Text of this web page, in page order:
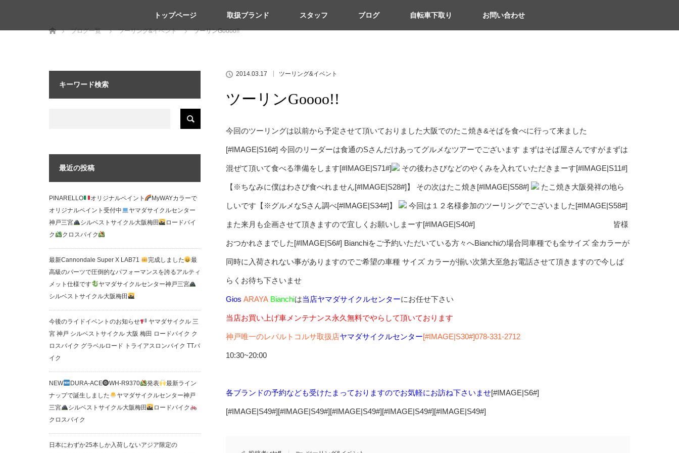
トップページ 取扱ブランド スタッフ ブログ 自転車下取り お問い合わせ
ブログ一覧
ツーリング&イベント ツーリンGoooo!!
2014.03.17 ツーリング&イベント
ツーリンGoooo!!
今回のツーリングは以前から予定させて頂いておりました大阪でのたこ焼き&そばを食べに行って来ました
[#IMAGE|S16#] 今回のリーダーは食通のSさんだけあってグルメなツアーでございます まずはそば屋さんですがまずは
混ぜて頂いて食べる準備をします[#IMAGE|S71#] その後わさびなどのやくみを入れていただきまーす[#IMAGE|S11#]
【※ちなみに僕はわさび食べれません[#IMAGE|S28#]】 その次はたこ焼き[#IMAGE|S58#] たこ焼き大阪発祥の地ら
しいです【※グルメなSさん調べ[#IMAGE|S34#]】 今回は１２名様参加のツーリングでございました[#IMAGE|S58#]
また来月も企画させて頂きますので宜しくお願いしまーす[#IMAGE|S40#] 皆様
おつかれさまでした[#IMAGE|S6#] Bianchiをご予約いただいている方々へBianchiの場合同車種でも全サイズ 全カラーが
同時に入荷されない事がありますのでご希望の車種 サイズ カラーが揃い次第大至急お電話させて頂きますので今しば
らくお待ち下さいませ
Gios ARAYA Bianchiは当店ヤマダサイクルセンターにお任せ下さい
当店お買い上げ車メンテナンス永久無料でやらして頂いております
神戸唯一のレパルトコルサ取扱店ヤマダサイクルセンター[#IMAGE|S30#]078-331-2712
10:30~20:00
各ブランドの予約なども受けたまっておりますのでお気軽にお訪ね下さいませ[#IMAGE|S6#]
[#IMAGE|S49#][#IMAGE|S49#][#IMAGE|S49#][#IMAGE|S49#][#IMAGE|S49#]
キーワード検索
最近の投稿
PINARELLO オリジナルペイント
MyWAYカラーで
オリジナルペイント受付中
ヤマダサイクルセンター
神戸三宮
シルベストサイクル大阪梅田
ロードバイ
ク
クロスバイク
最新Cannondale Super X LAB71 完成しました
最
高級のパーツで圧倒的なパフォーマンスを誇るアルティ
メット仕様です
ヤマダサイクルセンター神戸三宮
シルベストサイクル大阪梅田
今後のライドイベントのお知らせ
ヤマダサイクル 三
宮 神戸 シルベストサイクル 大阪 梅田 ロードバイク ク
ロスバイク グラベルロード トライアスロンバイク TTバ
イク
NEW DURA-ACE WH-R9370 発表
最新ライン
ナップで誕生しました
ヤマダサイクルセンター神戸
三宮
シルベストサイクル大阪梅田
ロードバイク
クロスバイク
日本にわずか25本しか入荷しないアジア限定の